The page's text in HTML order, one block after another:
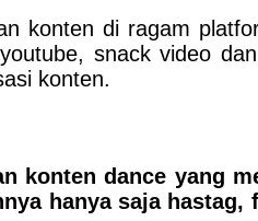
konten di ragam
snack video
konten.
konten dance yang
hanya saja